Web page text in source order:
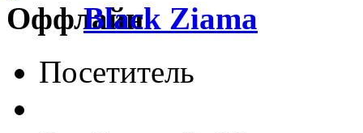
Black Ziama
Посетитель